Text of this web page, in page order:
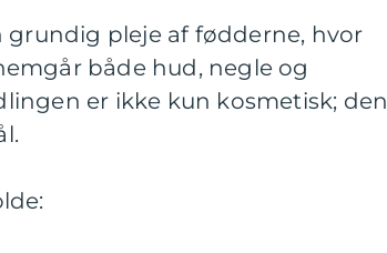
pleje af fødderne, hvor
både hud, negle og
er ikke kun kosmetisk; den